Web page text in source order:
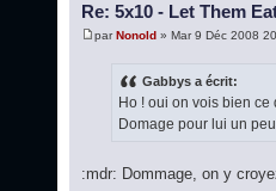
Re: 5x10 - Let Them
parNonold » Mar 9 Déc 2008
Gabbys a écrit:
Ho ! oui on vois bien ce
Domage pour lui un
:mdr: Dommage, on y